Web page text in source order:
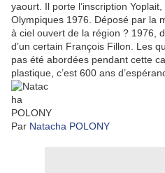
yaourt. Il porte l’inscription
Olympiques 1976. Déposé par la
à ciel ouvert de la région ? 1976,
d’un certain François Fillon. Les
pas été abordées pendant cette
plastique, c’est 600 ans
Par Natacha POLONY